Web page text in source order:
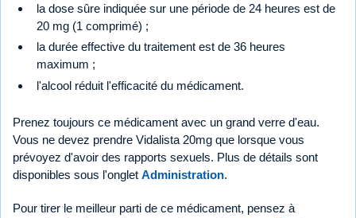
la dose sûre indiquée sur une période de 24 heures est de
20 mg (1 comprimé) ;
la durée effective du traitement est de 36 heures
maximum ;
l'alcool réduit l'efficacité du médicament.
Prenez toujours ce médicament avec un grand verre d'eau.
Vous ne devez prendre Vidalista 20mg que lorsque vous
prévoyez d'avoir des rapports sexuels. Plus de détails sont
disponibles sous l'onglet Administration.
Pour tirer le meilleur parti de ce médicament, pensez à